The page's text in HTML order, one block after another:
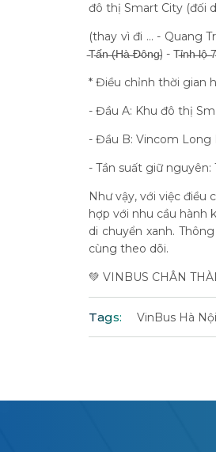
đô thị Smart City (đối
(thay vì đi … - Quang
̵T̵ấ̵n̵ ̵(̵H̵à̵ ̵Đ̵ô̵n̵g̵) - T̵ỉ̵n̵h̵ ̵l̵ộ̵
* Điều chỉnh thời gian
- Đầu A: Khu đô thị
- Đầu B: Vincom Long
- Tần suất giữ nguyên:
Như vậy, với việc
hợp với nhu cầu hành
di chuyển xanh.
cùng theo dõi.
💚 VINBUS CHÂN
Tags: VinBus Hà Nội